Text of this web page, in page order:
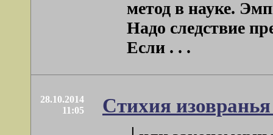
метод в науке.
Надо следствие
Если . . .
28.10.2014
11:05
Стихия